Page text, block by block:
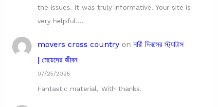
the issues. It was truly informative. Your site is
very helpful.…
movers cross countryon নারী দিবসের স্ট্যাটাস
| মেয়েদের জীবন
07/25/2025
Fantastic material, With thanks.